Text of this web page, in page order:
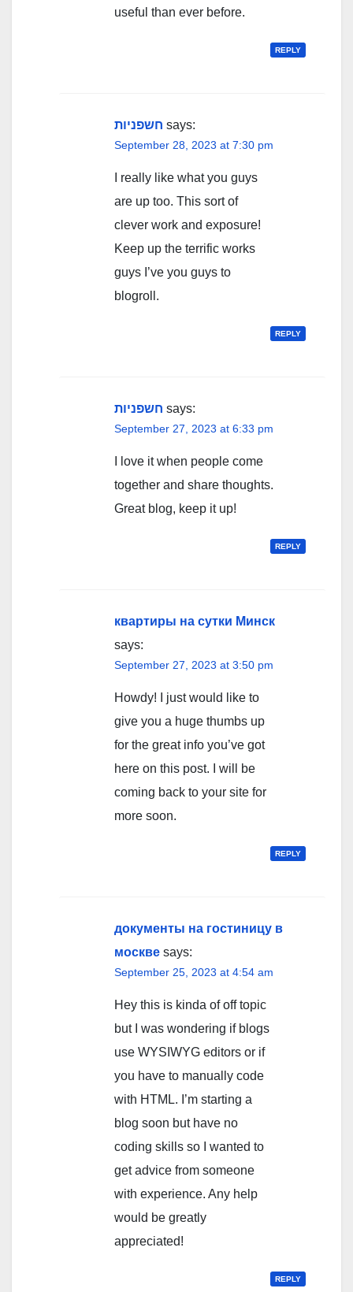
useful than ever before.
REPLY
חשפניות says:
September 28, 2023 at 7:30 pm
I really like what you guys
are up too. This sort of
clever work and exposure!
Keep up the terrific works
guys I’ve you guys to
blogroll.
REPLY
חשפניות says:
September 27, 2023 at 6:33 pm
I love it when people come
together and share thoughts.
Great blog, keep it up!
REPLY
квартиры на сутки Минск
says:
September 27, 2023 at 3:50 pm
Howdy! I just would like to
give you a huge thumbs up
for the great info you’ve got
here on this post. I will be
coming back to your site for
more soon.
REPLY
документы на гостиницу в
москве says:
September 25, 2023 at 4:54 am
Hey this is kinda of off topic
but I was wondering if blogs
use WYSIWYG editors or if
you have to manually code
with HTML. I’m starting a
blog soon but have no
coding skills so I wanted to
get advice from someone
with experience. Any help
would be greatly
appreciated!
REPLY